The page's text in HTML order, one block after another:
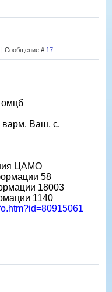
| Сообщение # 17
омцб
варм. Ваш, с.
ЦАМО
58
18003
1140